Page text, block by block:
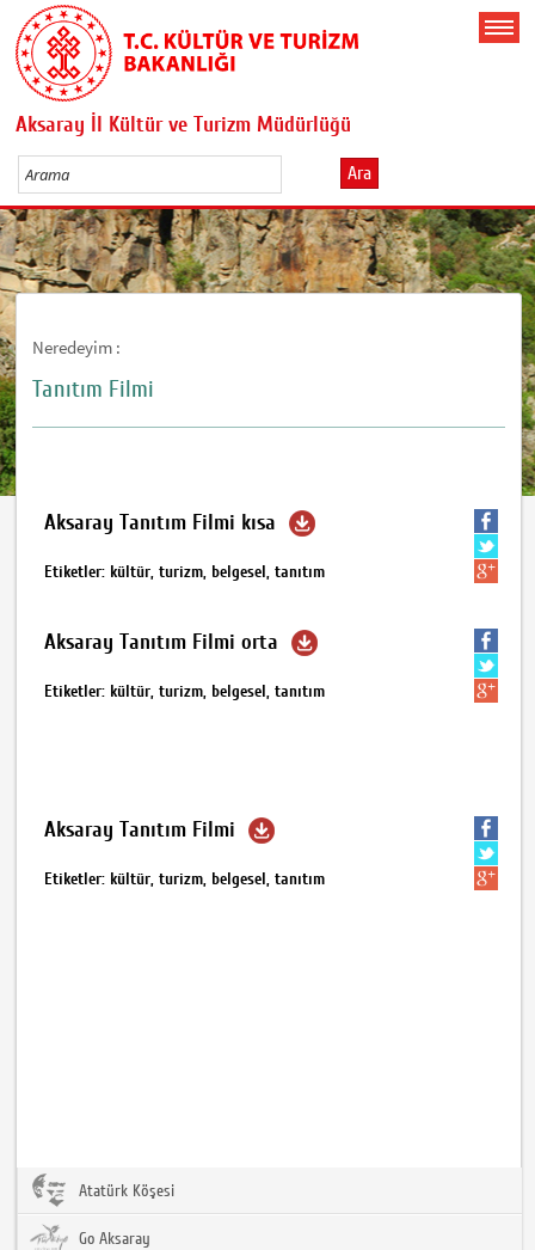
Aksaray İl Kültür ve Turizm Müdürlüğü
Ara
Neredeyim :
Tanıtım Filmi
Aksaray Tanıtım Filmi kısa
Etiketler: kültür, turizm, belgesel, tanıtım
Aksaray Tanıtım Filmi orta
Etiketler: kültür, turizm, belgesel, tanıtım
Aksaray Tanıtım Filmi
Etiketler: kültür, turizm, belgesel, tanıtım
Atatürk Köşesi
Go Aksaray